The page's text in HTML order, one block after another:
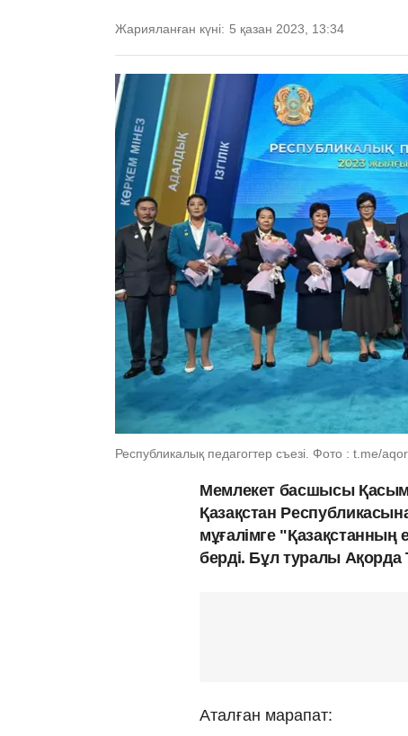
Жарияланған күні: 5 қазан 2023, 13:34
Республикалық педагогтер съезі. Фото : t.me/
Мемлекет басшысы Қасым-
Қазақстан
мұғалімге "Қазақстанның
берді. Бұл туралы Ақорда
Аталған марапат: